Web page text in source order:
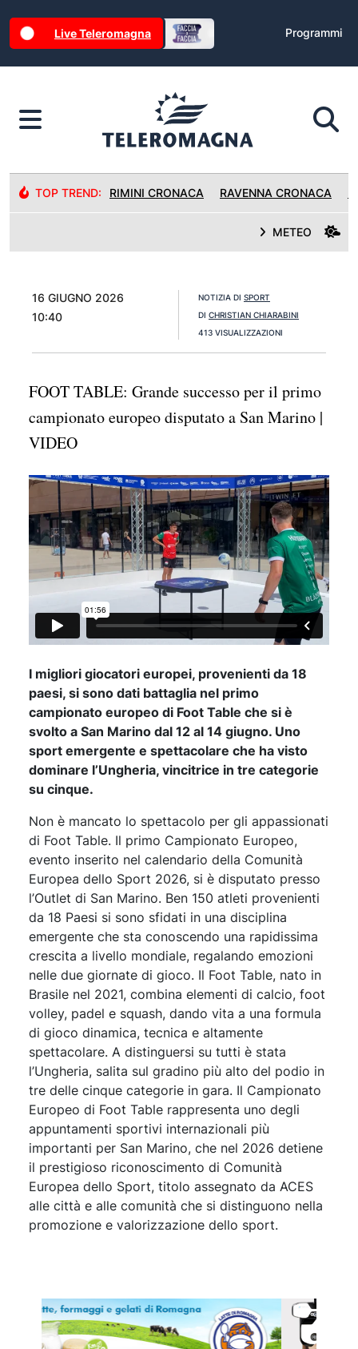
Live Teleromagna Programmi
TOP TREND: RIMINI CRONACA RAVENNA CRONACA
METEO
16 GIUGNO 2026
10:40
NOTIZIA DI SPORT
DI CHRISTIAN CHIARABINI
413 VISUALIZZAZIONI
FOOT TABLE: Grande successo per il primo
campionato europeo disputato a San Marino |
VIDEO
I migliori giocatori europei, provenienti da 18
paesi, si sono dati battaglia nel primo
campionato europeo di Foot Table che si è
svolto a San Marino dal 12 al 14 giugno. Uno
sport emergente e spettacolare che ha visto
dominare l’Ungheria, vincitrice in tre categorie
su cinque.
Non è mancato lo spettacolo per gli appassionati
di Foot Table. Il primo Campionato Europeo,
evento inserito nel calendario della Comunità
Europea dello Sport 2026, si è disputato presso
l’Outlet di San Marino. Ben 150 atleti provenienti
da 18 Paesi si sono sfidati in una disciplina
emergente che sta conoscendo una rapidissima
crescita a livello mondiale, regalando emozioni
nelle due giornate di gioco. Il Foot Table, nato in
Brasile nel 2021, combina elementi di calcio, foot
volley, padel e squash, dando vita a una formula
di gioco dinamica, tecnica e altamente
spettacolare. A distinguersi su tutti è stata
l’Ungheria, salita sul gradino più alto del podio in
tre delle cinque categorie in gara. Il Campionato
Europeo di Foot Table rappresenta uno degli
appuntamenti sportivi internazionali più
importanti per San Marino, che nel 2026 detiene
il prestigioso riconoscimento di Comunità
Europea dello Sport, titolo assegnato da ACES
alle città e alle comunità che si distinguono nella
promozione e valorizzazione dello sport.